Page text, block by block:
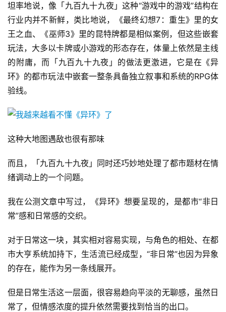
坦率地说，像「九百九十九夜」这种“游戏中的游戏”结构在
行业内并不新鲜，类比地说，《最终幻想7：重生》里的女
王之血、《巫师3》里的昆特牌都是相似案例，但这些嵌套
玩法，大多以卡牌或小游戏的形态存在，体量上依然是主线
的附庸，而「九百九十九夜」的做法更激进，它是在《异
环》的都市玩法中嵌套一整条具备独立叙事和系统的RPG体
验线。
这种大地图遇敌也很有那味
而且，「九百九十九夜」同时还巧妙地处理了都市题材在情
绪调动上的一个问题。
我在公测文章中写过，《异环》想要呈现的，是都市“非日
常”感和日常感的交织。
对于日常这一块，其实相对容易实现，与角色的相处、在都
市大亨系统加持下，生活流已经成型，“非日常”也因为异象
的存在，能作为另一条线展开。
但是日常生活这一层面，很容易趋向平淡的无聊感，虽然日
常了，但情感浓度的提升依然需要找到恰当的出口。